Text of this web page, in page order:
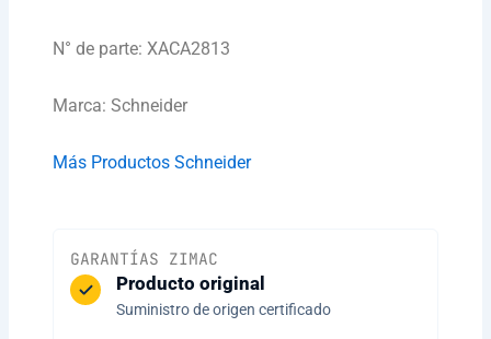
N° de parte: XACA2813
Marca: Schneider
Más Productos Schneider
GARANTÍAS ZIMAC
Producto original
Suministro de origen certificado